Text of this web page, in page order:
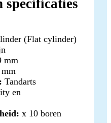
specificaties
(Flat cylinder)
mm
Tandarts
en
x 10 boren